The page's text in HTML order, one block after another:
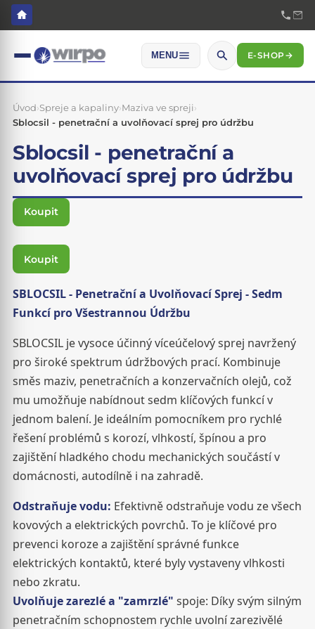
MENU E-SHOP→
Úvod›Spreje a kapaliny›Maziva ve spreji›
Sblocsil - penetrační a uvolňovací sprej pro údržbu
Sblocsil - penetrační a
uvolňovací sprej pro údržbu
Koupit
Koupit
SBLOCSIL - Penetrační a Uvolňovací Sprej - Sedm
Funkcí pro Všestrannou Údržbu
SBLOCSIL je vysoce účinný víceúčelový sprej navržený
pro široké spektrum údržbových prací. Kombinuje
směs maziv, penetračních a konzervačních olejů, což
mu umožňuje nabídnout sedm klíčových funkcí v
jednom balení. Je ideálním pomocníkem pro rychlé
řešení problémů s korozí, vlhkostí, špínou a pro
zajištění hladkého chodu mechanických součástí v
domácnosti, autodílně i na zahradě.
Odstraňuje vodu: Efektivně odstraňuje vodu ze všech
kovových a elektrických povrchů. To je klíčové pro
prevenci koroze a zajištění správné funkce
elektrických kontaktů, které byly vystaveny vlhkosti
nebo zkratu.
Uvolňuje zarezlé a "zamrzlé" spoje: Díky svým silným
penetračním schopnostem rychle uvolní zarezivělé